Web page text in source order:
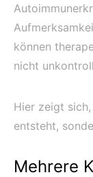
können
nicht
Hier zeigt
entsteht,
Mehrere